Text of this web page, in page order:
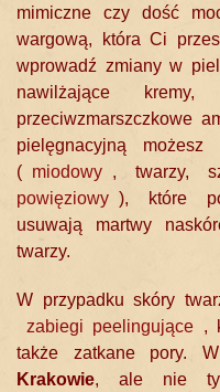
mimiczne czy dość
wargową, która Ci
wprowadź zmiany w
nawilżające
przeciwzmarszczkowe
pielęgnacyjną
( miodowy ,twarzy,
powięziowy ), które
usuwają martwy
twarzy.
W przypadku skóry
zabiegi peelingujące ,
także zatkane pory.
Krakowie, ale nie